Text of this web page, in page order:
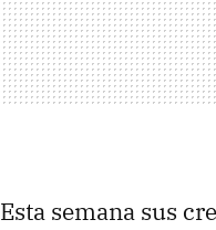
Esta semana sus